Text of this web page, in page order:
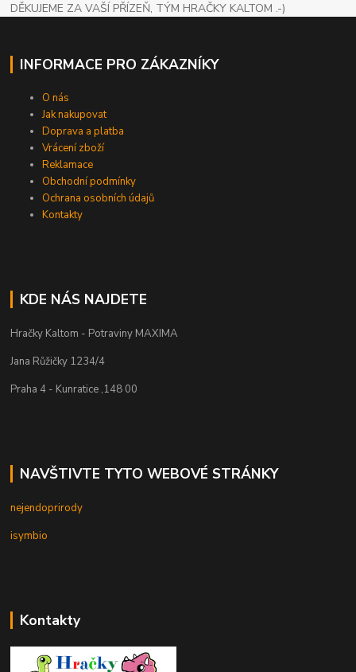
DĚKUJEME ZA VAŠÍ PŘÍZEŇ, TÝM HRAČKY KALTOM .-)
INFORMACE PRO ZÁKAZNÍKY
O nás
Jak nakupovat
Doprava a platba
Vrácení zboží
Reklamace
Obchodní podmínky
Ochrana osobních údajů
Kontakty
KDE NÁS NAJDETE
Hračky Kaltom - Potraviny MAXIMA
Jana Růžičky 1234/4
Praha 4 - Kunratice ,148 00
NAVŠTIVTE TYTO WEBOVÉ STRÁNKY
nejendoprirody
isymbio
Kontakty